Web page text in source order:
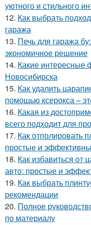
уютного и стильного
12. Как выбрать
гаража
13. Печь для гаража
экономичное решение
14. Какие интересные
Новосибирска
15. Как удалить
помощью ксерокса –
16. Какая из
всего подходит для
17. Как отполировать
простые и
18. Как избавиться от
авто: простые и
19. Как выбрать
рекомендации
20. Полное
по материалу